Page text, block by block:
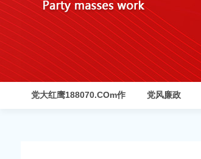
党大红鹰188070.COm作 党风廉政